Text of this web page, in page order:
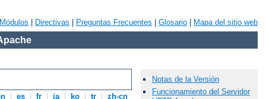
Módulos Directivas Preguntas Frecuentes Glosario Mapa del sitio web
es fr ja ko tr zh-cn
Notas de la Versión
Funcionamiento del Servidor